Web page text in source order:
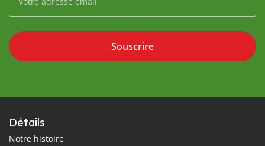
Souscrire
Détails
Notre histoire